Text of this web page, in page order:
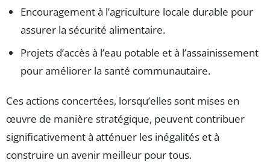
Encouragement à l’agriculture locale durable pour
assurer la sécurité alimentaire.
Projets d’accès à l’eau potable et à l’assainissement
pour améliorer la santé communautaire.
Ces actions concertées, lorsqu’elles sont mises en
œuvre de manière stratégique, peuvent contribuer
significativement à atténuer les inégalités et à
construire un avenir meilleur pour tous.